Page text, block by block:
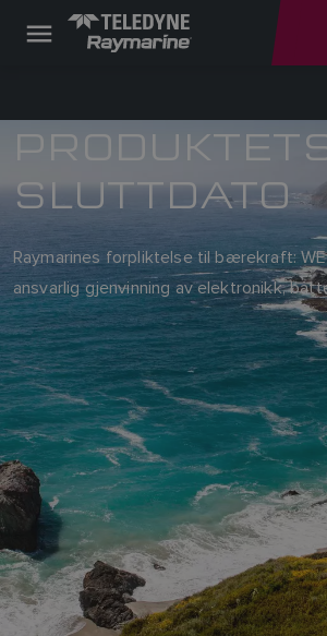
SLUTTDATO
Raymarines forpliktelse til bærekraft:
ansvarlig gjenvinning av elektronikk,